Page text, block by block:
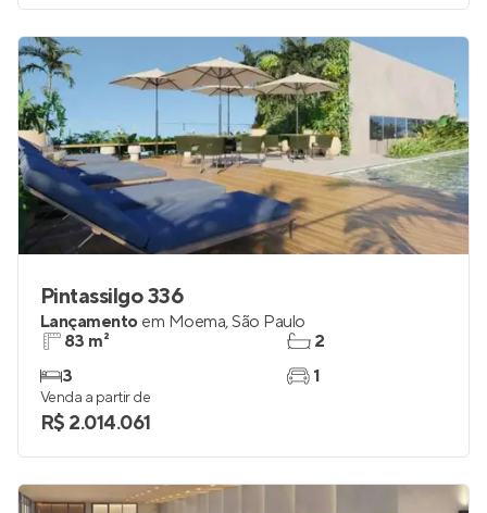
Pintassilgo 336
Lançamento em Moema,São Paulo
83 m²
3
2
1
Venda a partir de
R$ 2.014.061